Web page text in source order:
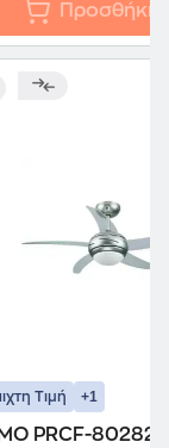
Προσθήκη
Τιμή +1
PRCF-80282